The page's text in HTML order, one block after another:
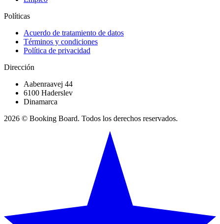
Políticas
Acuerdo de tratamiento de datos
Términos y condiciones
Política de privacidad
Dirección
Aabenraavej 44
6100 Haderslev
Dinamarca
2026 © Booking Board. Todos los derechos reservados.